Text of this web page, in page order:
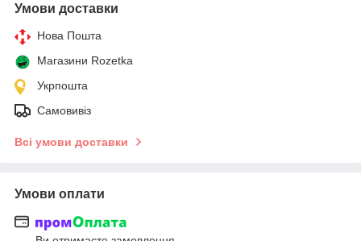
Умови доставки
Нова Пошта
Магазини Rozetka
Укрпошта
Самовивіз
Всі умови доставки
Умови оплати